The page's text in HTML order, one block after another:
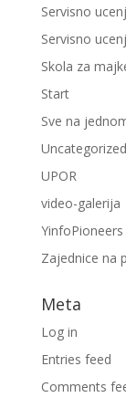
Servisno
Servisno
Skola za
Start
Sve na
Uncategorized
UPOR
video-galerija
YinfoPioneers
Zajednice na
Meta
Log in
Entries feed
Comments